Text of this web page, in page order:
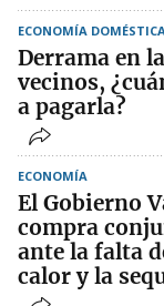
ECONOMÍA DOMÉSTICA
Derrama en
vecinos,
a pagarla?
ECONOMÍA
El Gobierno
compra
ante la falta
calor y la